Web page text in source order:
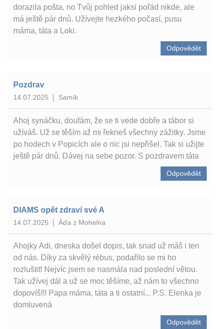
dorazila pošta, no Tvůj pohled jaksi pořád nikde, ale
má ještě pár dnů. Užívejte hezkého počasí, pusu
máma, táta a Loki.
Odpovědět
Pozdrav
14.07.2025 Samík
Ahoj synáčku, doufám, že se ti vede dobře a tábor si
užíváš. Už se těším až mi řekneš všechny zážitky. Jsme
po hodech v Popicích ale o nic jsi nepřišel. Tak si užijte
ještě pár dnů. Dávej na sebe pozor. S pozdravem táta
Odpovědět
DIAMS opět zdraví své A
14.07.2025 Áďa z Mohelna
Ahojky Adi, dneska došel dopis, tak snad už máš i ten
od nás. Díky za skvělý rébus, podařilo se mi ho
rozluštit! Nejvíc jsem se nasmála nad poslední větou.
Tak užívej dál a už se moc těšíme, až nám to všechno
dopovíš!!! Papa máma, táta a ti ostatní... P.S. Elenka je
domluvená
Odpovědět